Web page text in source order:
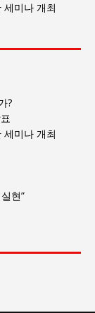
세미나 개최
?
세미나 개최
현”